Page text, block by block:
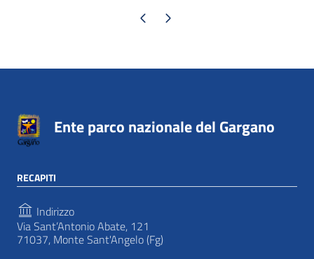
Pagina precedente
Pagina successiva
Ente parco nazionale del Gargano
RECAPITI
Indirizzo
Via Sant’Antonio Abate, 121
71037, Monte Sant'Angelo (Fg)